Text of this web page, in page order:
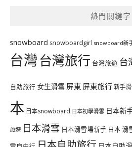
熱門關鍵字
snowboard snowboardgirl snowboard新
台灣台灣旅行 台灣旅遊 台
自助旅行 女生滑雪 屏東 屏東旅行新手
本 日本snowboard 日本初學滑雪 日本新
旅遊 日本滑雪 日本滑雪場新手 日本 滑